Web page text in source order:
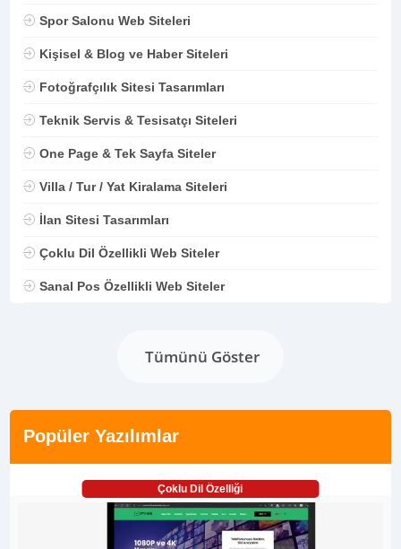
Spor Salonu Web Siteleri
Kişisel & Blog ve Haber Siteleri
Fotoğrafçılık Sitesi Tasarımları
Teknik Servis & Tesisatçı Siteleri
One Page & Tek Sayfa Siteler
Villa / Tur / Yat Kiralama Siteleri
İlan Sitesi Tasarımları
Çoklu Dil Özellikli Web Siteler
Sanal Pos Özellikli Web Siteler
Tümünü Göster
Popüler Yazılımlar
Çoklu Dil Özelliği